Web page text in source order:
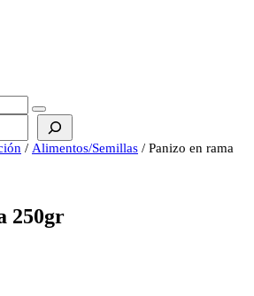
/ Alimentos/Semillas / Panizo en rama
250gr